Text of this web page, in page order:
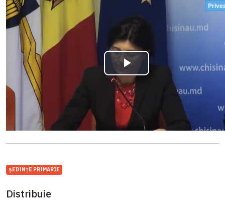
ȘEDINȚE PRIMARIE
Distribuie